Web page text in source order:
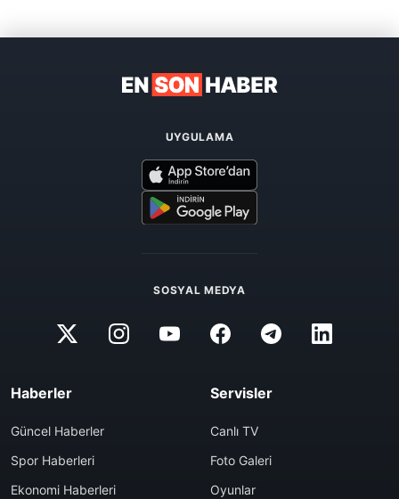
UYGULAMA
SOSYAL MEDYA
Haberler
Güncel Haberler
Spor Haberleri
Ekonomi Haberleri
Servisler
Canlı TV
Foto Galeri
Oyunlar